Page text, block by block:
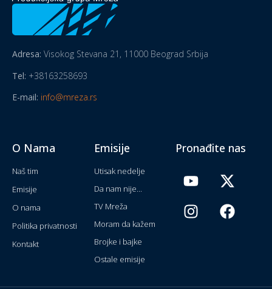
Adresa: Visokog Stevana 21, 11000 Beograd Srbija
Tel: +38163258693
E-mail: info@mreza.rs
O Nama
Naš tim
Emisije
O nama
Politika privatnosti
Kontakt
Emisije
Utisak nedelje
Da nam nije...
TV Mreža
Moram da kažem
Brojke i bajke
Ostale emisije
Pronađite nas